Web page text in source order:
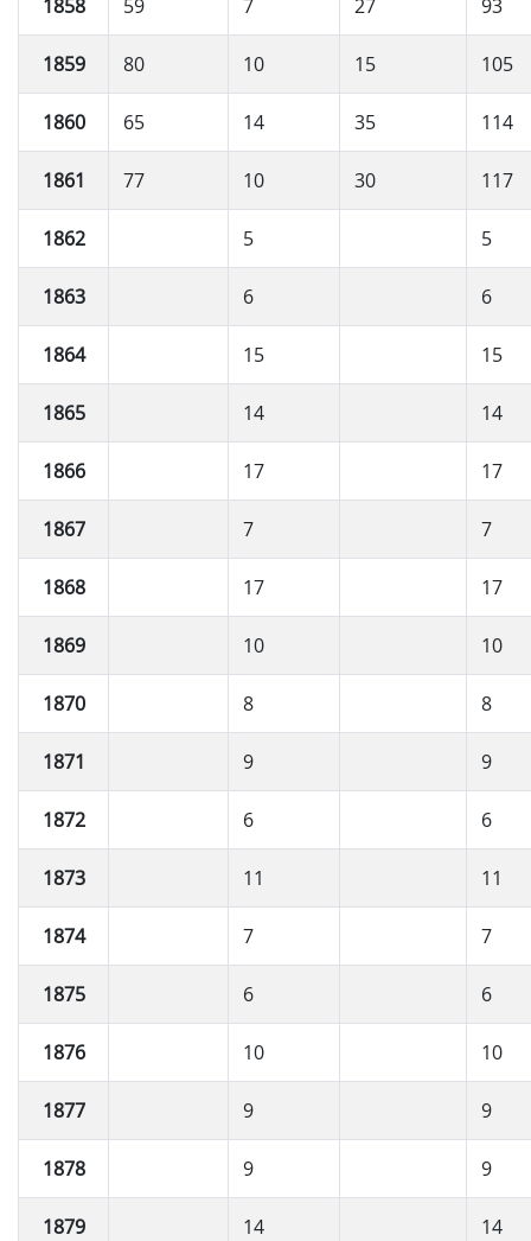
1858 59 7 27 93
1859 80 10 15 105
1860 65 14 35 114
1861 77 10 30 117
1862 5 5
1863 6 6
1864 15 15
1865 14 14
1866 17 17
1867 7 7
1868 17 17
1869 10 10
1870 8 8
1871 9 9
1872 6 6
1873 11 11
1874 7 7
1875 6 6
1876 10 10
1877 9 9
1878 9 9
1879 14 14